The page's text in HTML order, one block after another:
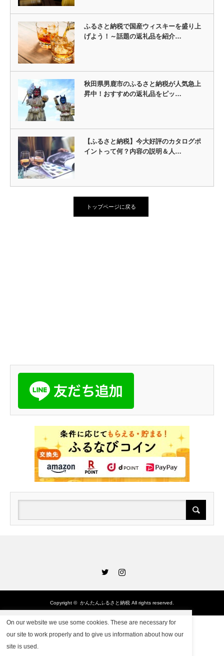
ふるさと納税で国産ウィスキーを盛り上
げよう！～話題の返礼品を紹介…
秋田県男鹿市のふるさと納税が人気急上
昇中！おすすめの返礼品をピッ…
【ふるさと納税】今大好評のカタログポ
イントって何？内容の説明＆人…
トップページに戻る
Copyright © かんたんふるさと納税 All rights reserved.
On our website we use some cookies. These are necessary for
our site to work properly and to give us information about how our
site is used.